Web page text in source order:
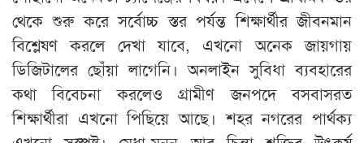
থেকে শুরু করে সর্বোচ্চ স্তর পর্যন্ত শিক্ষার্থীর জীবনমান
বিশ্লেষণ করলে দেখা যাবে, এখনো অনেক জায়গায়
ডিজিটালের ছোঁয়া লাগেনি। অনলাইন সুবিধা ব্যবহারের
কথা বিবেচনা করলেও গ্রামীণ জনপদে বসবাসরত
শিক্ষার্থীরা এখনো পিছিয়ে আছে। শহর নগরের পার্থক্য